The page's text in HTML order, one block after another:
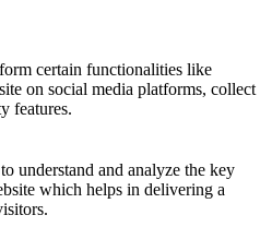
certain functionalities like
on social media platforms, collect
features.
understand and analyze the key
which helps in delivering a